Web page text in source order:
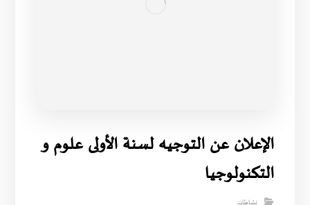
الإعلان عن التوجيه لسنة الأولى علوم و
التكنولوجيا